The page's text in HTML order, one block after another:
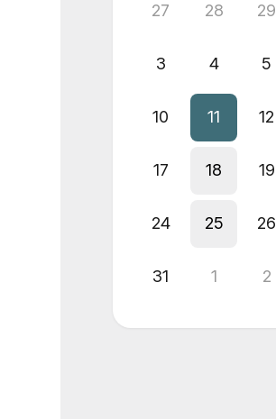
27 28 29
3 4 5
10 11 12
17 18 19
24 25 26
31 1 2